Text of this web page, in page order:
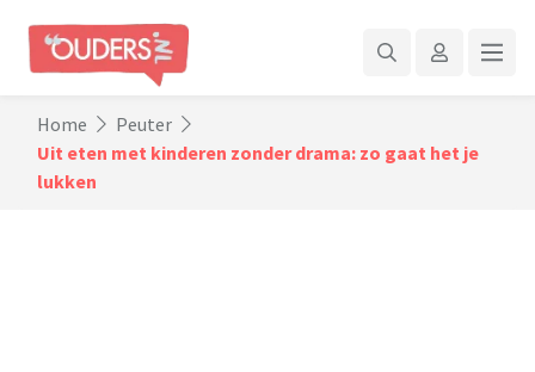
Home
Peuter
Uit eten met kinderen zonder drama: zo gaat het je
lukken